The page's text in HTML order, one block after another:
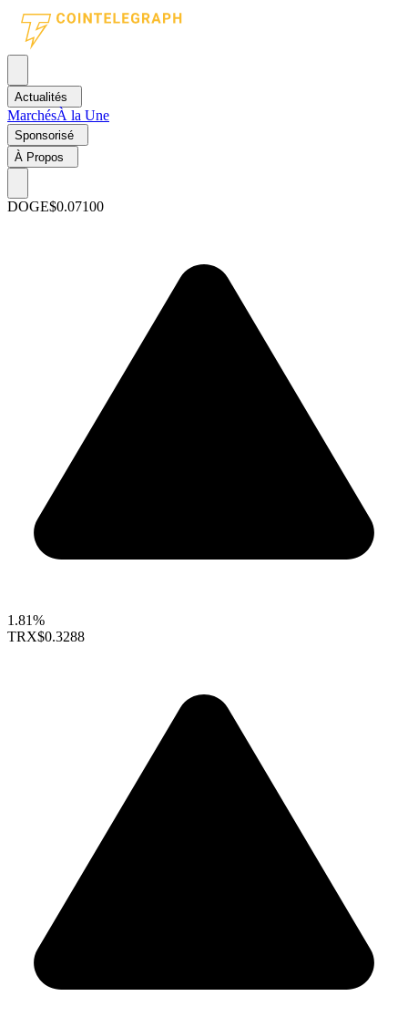
Actualités
MarchésÀ la Une
Sponsorisé
À Propos
DOGE$0.07100
1.81%
TRX$0.3288